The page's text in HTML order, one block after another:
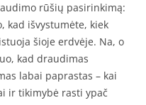
rūšių pasirinkimą:
kad išvystumėte, kiek
šioje erdvėje. Na, o
kad draudimas
labai paprastas – kai
ir tikimybė rasti ypač